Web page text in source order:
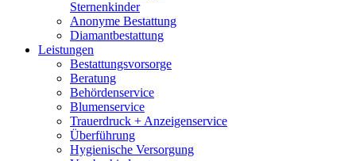
Sternenkinder
Anonyme Bestattung
Diamantbestattung
Leistungen
Bestattungsvorsorge
Beratung
Behördenservice
Blumenservice
Trauerdruck + Anzeigenservice
Überführung
Hygienische Versorgung